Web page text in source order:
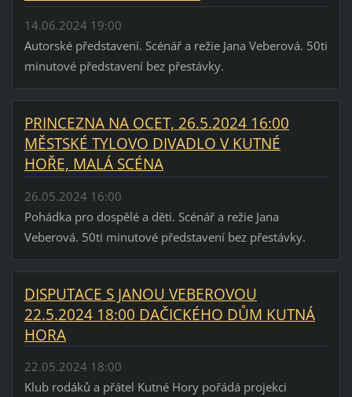
14.06.2024 19:00
Autorské představení. Scénář a režie Jana Veberová. 50ti
minutové představení bez přestávky.
PRINCEZNA NA OCET, 26.5.2024 16:00
MĚSTSKÉ TYLOVO DIVADLO V KUTNÉ
HOŘE, MALÁ SCÉNA
26.05.2024 16:00
Pohádka pro dospělé a děti. Scénář a režie Jana
Veberová. 50ti minutové představení bez přestávky.
DISPUTACE S JANOU VEBEROVOU
22.5.2024 18:00 DAČICKÉHO DŮM KUTNÁ
HORA
22.05.2024 18:00
Klub rodáků a přátel Kutné Hory pořádá projekci